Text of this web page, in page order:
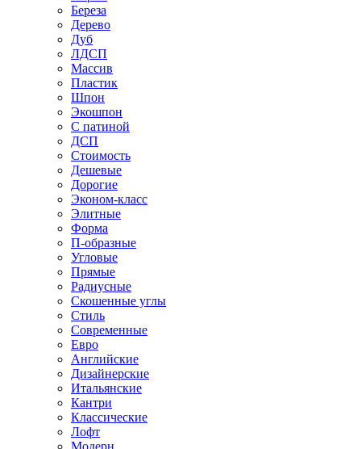
Береза
Дерево
Дуб
ЛДСП
Массив
Пластик
Шпон
Экошпон
С патиной
ДСП
Стоимость
Дешевые
Дорогие
Эконом-класс
Элитные
Форма
П-образные
Угловые
Прямые
Радиусные
Скошенные углы
Стиль
Современные
Евро
Английские
Дизайнерские
Итальянские
Кантри
Классические
Лофт
Модерн